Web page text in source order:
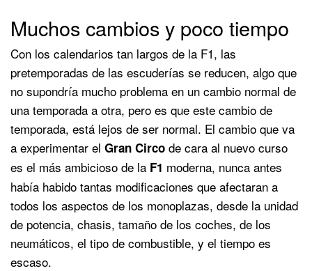
Muchos cambios y poco tiempo
Con los calendarios tan largos de la F1, las
pretemporadas de las escuderías se reducen, algo que
no supondría mucho problema en un cambio normal de
una temporada a otra, pero es que este cambio de
temporada, está lejos de ser normal. El cambio que va
a experimentar el Gran Circo de cara al nuevo curso
es el más ambicioso de la F1 moderna, nunca antes
había habido tantas modificaciones que afectaran a
todos los aspectos de los monoplazas, desde la unidad
de potencia, chasis, tamaño de los coches, de los
neumáticos, el tipo de combustible, y el tiempo es
escaso.